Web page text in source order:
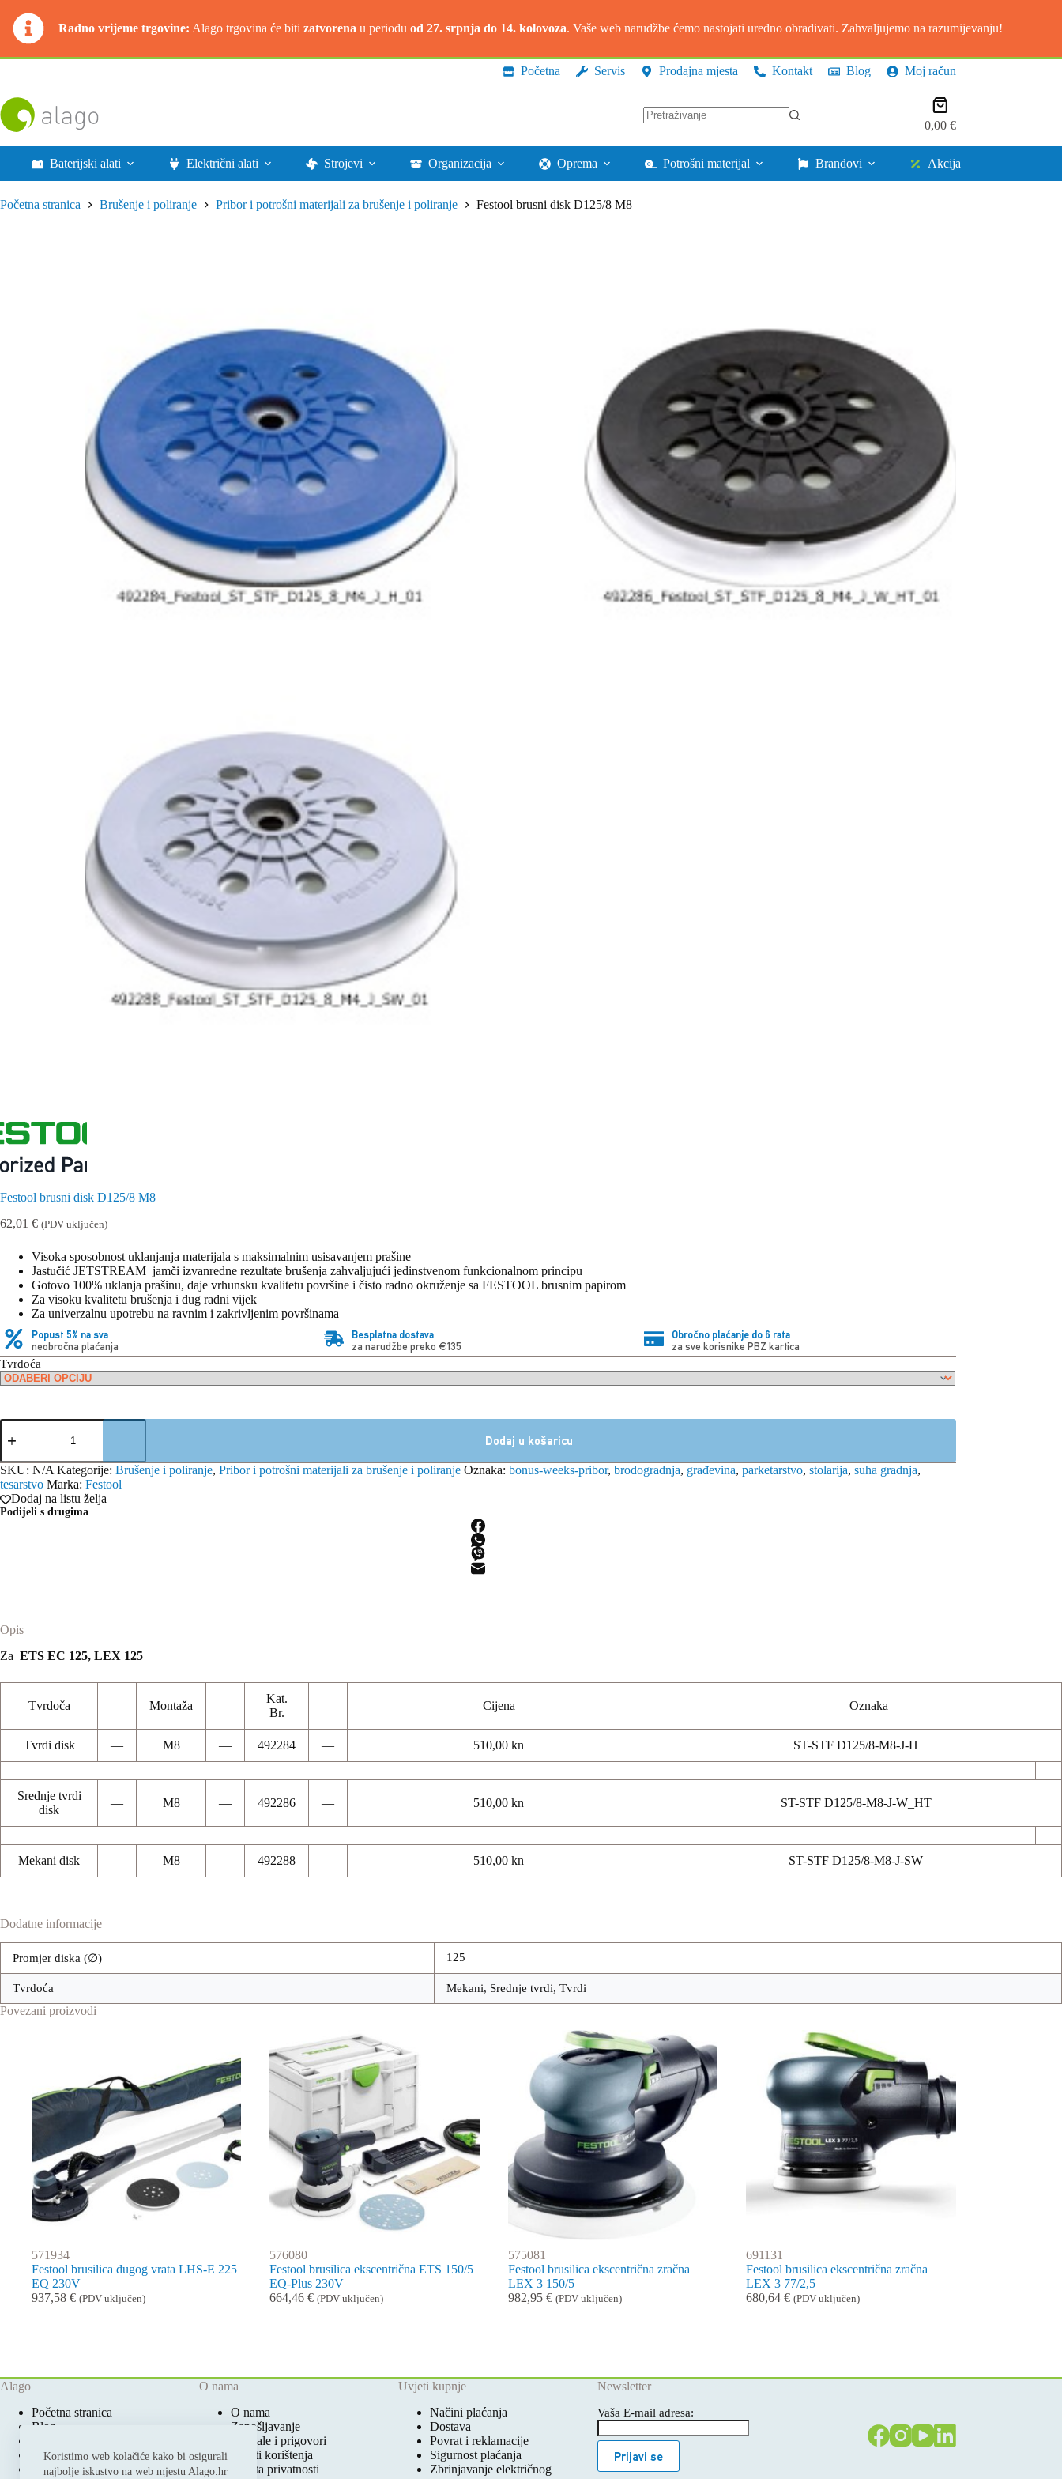
Radno vrijeme trgovine: Alago trgovina će biti zatvorena u periodu od 27. srpnja do 14. kolovoza. Vaše web narudžbe ćemo nastojati uredno obrađivati. Zahvaljujemo na razumijevanju!
Preskoči
Koristimo web kolačiće kako bi osigurali
najbolje iskustvo na web mjestu Alago.hr
Početna Servis Prodajna mjesta Kontakt Blog Moj račun
rezultata.
Košarica
0,00 €
Baterijski alati Električni alati Strojevi Organizacija Oprema Potrošni materijal Brandovi Akcija
Početna stranica Brušenje i poliranje Pribor i potrošni materijali za brušenje i poliranje Festool brusni disk D125/8 M8
Festool brusni disk D125/8 M8
62,01 € (PDV uključen)
Visoka sposobnost uklanjanja materijala s maksimalnim usisavanjem prašine
Jastučić JETSTREAM jamči izvanredne rezultate brušenja zahvaljujući jedinstvenom funkcionalnom principu
Gotovo 100% uklanja prašinu, daje vrhunsku kvalitetu površine i čisto radno okruženje sa FESTOOL brusnim papirom
Za visoku kvalitetu brušenja i dug radni vijek
Za univerzalnu upotrebu na ravnim i zakrivljenim površinama
Popust 5% na sva
neobročna plaćanja
Besplatna dostava
za narudžbe preko €135
Obročno plaćanje do 6 rata
za sve korisnike PBZ kartica
Tvrdoća
Festool
brusni
D125/8
M8
količina
Dodaj u košaricu
SKU: N/A Kategorije: Brušenje i poliranje, Pribor i potrošni materijali za brušenje i poliranje Oznaka: bonus-weeks-pribor, brodogradnja, građevina, parketarstvo, stolarija, suha gradnja,
tesarstvo Marka: Festool
Dodaj na listu želja
Podijeli s drugima
Opis
Za ETS EC 125, LEX 125
Tvrdoča Montaža
Kat.
Br.
Cijena Oznaka
Tvrdi disk — M8 — 492284 — 510,00 kn ST-STF D125/8-M8-J-H
Srednje tvrdi
disk
— M8 — 492286 — 510,00 kn ST-STF D125/8-M8-J-W_HT
Mekani disk — M8 — 492288 — 510,00 kn ST-STF D125/8-M8-J-SW
Dodatne informacije
Promjer diska (∅) 125
Tvrdoća Mekani, Srednje tvrdi, Tvrdi
Povezani proizvodi
571934
Festool brusilica dugog vrata LHS-E 225
EQ 230V
937,58 € (PDV uključen)
576080
Festool brusilica ekscentrična ETS 150/5
EQ-Plus 230V
664,46€ (PDV uključen)
575081
Festool brusilica ekscentrična zračna
LEX 3 150/5
982,95 € (PDV uključen)
691131
Festool brusilica ekscentrična zračna
LEX 3 77/2,5
680,64€ (PDV uključen)
Alago
Početna stranica
Blog
Prodajna mjesta
Katalozi i cjenici
O nama
O nama
Zapošljavanje
Pohvale i prigovori
Uvjeti korištenja
Zaštita privatnosti
Uvjeti kupnje
Načini plaćanja
Dostava
Povrat i reklamacije
Sigurnost plaćanja
Zbrinjavanje električnog
Newsletter
Vaša E-mail adresa:
Prijavi se